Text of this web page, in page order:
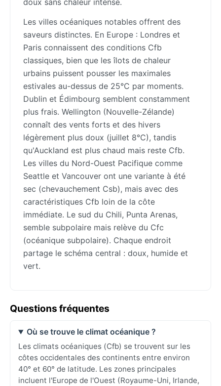
doux sans chaleur intense.
Les villes océaniques notables offrent des
saveurs distinctes. En Europe : Londres et
Paris connaissent des conditions Cfb
classiques, bien que les îlots de chaleur
urbains puissent pousser les maximales
estivales au-dessus de 25°C par moments.
Dublin et Édimbourg semblent constamment
plus frais. Wellington (Nouvelle-Zélande)
connaît des vents forts et des hivers
légèrement plus doux (juillet 8°C), tandis
qu'Auckland est plus chaud mais reste Cfb.
Les villes du Nord-Ouest Pacifique comme
Seattle et Vancouver ont une variante à été
sec (chevauchement Csb), mais avec des
caractéristiques Cfb loin de la côte
immédiate. Le sud du Chili, Punta Arenas,
semble subpolaire mais relève du Cfc
(océanique subpolaire). Chaque endroit
partage le schéma central : doux, humide et
vert.
Questions fréquentes
Où se trouve le climat océanique ?
Les climats océaniques (Cfb) se trouvent sur les
côtes occidentales des continents entre environ
40° et 60° de latitude. Les zones principales
incluent l'Europe de l'Ouest (Royaume-Uni, Irlande,